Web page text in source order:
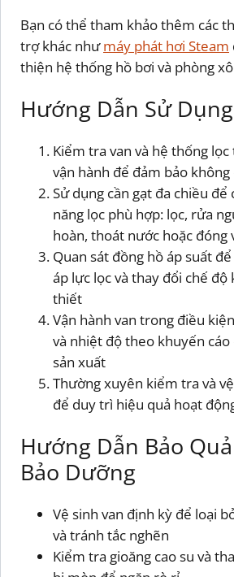
Bạn có thể tham khảo thêm các
trợ khác nhưmáy phát hơi Steam
thiện hệ thống hồ bơi và phòng
Hướng Dẫn Sử Dụng
Kiểm tra van và hệ thống
vận hành để đảm bảo
Sử dụng cần gạt đa chiều để
năng lọc phù hợp: lọc, rửa
hoàn, thoát nước hoặc đóng
Quan sát đồng hồ áp suất
áp lực lọc và thay đổi chế độ
thiết
Vận hành van trong điều
và nhiệt độ theo khuyến cáo
sản xuất
Thường xuyên kiểm tra và
để duy trì hiệu quả hoạt
Hướng Dẫn Bảo
Bảo Dưỡng
Vệ sinh van định kỳ để loại
và tránh tắc nghẽn
Kiểm tra gioăng cao su và